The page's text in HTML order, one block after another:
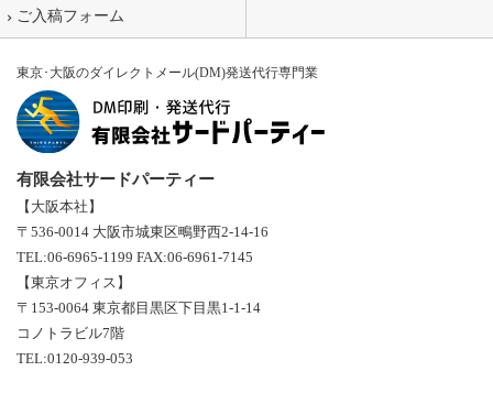
ご入稿フォーム
東京･大阪のダイレクトメール(DM)発送代行専門業
有限会社サードパーティー
【大阪本社】
〒536-0014 大阪市城東区鴫野西2-14-16
TEL:06-6965-1199 FAX:06-6961-7145
【東京オフィス】
〒153-0064 東京都目黒区下目黒1-1-14
コノトラビル7階
TEL:0120-939-053